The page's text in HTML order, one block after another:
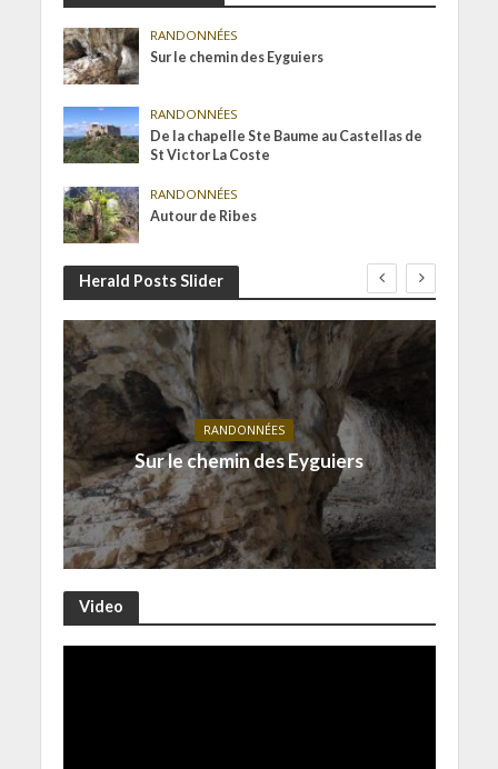
RANDONNÉES
Sur le chemin des Eyguiers
RANDONNÉES
De la chapelle Ste Baume au Castellas de
St Victor La Coste
RANDONNÉES
Autour de Ribes
Herald Posts Slider
RANDONNÉES
Sur le chemin des Eyguiers
Video